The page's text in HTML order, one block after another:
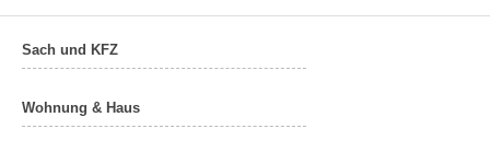
Sach und KFZ
Wohnung & Haus